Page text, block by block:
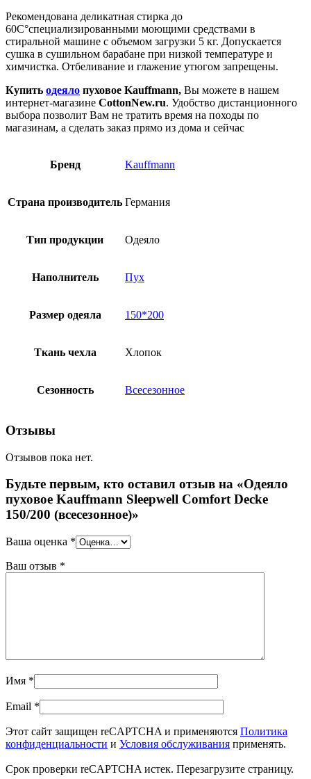
Рекомендована деликатная стирка до
60С°специализированными моющими средствами в
стиральной машине с объемом загрузки 5 кг. Допускается
сушка в сушильном барабане при низкой температуре и
химчистка. Отбеливание и глажение утюгом запрещены.
Купить одеяло пуховое Kauffmann, Вы можете в нашем
интернет-магазине CottonNew.ru. Удобство дистанционного
выбора позволит Вам не тратить время на походы по
магазинам, а сделать заказ прямо из дома и сейчас
Бренд Kauffmann
Страна производитель Германия
Тип продукции Одеяло
Наполнитель Пух
Размер одеяла 150*200
Ткань чехла Хлопок
Сезонность Всесезонное
Отзывы
Отзывов пока нет.
Будьте первым, кто оставил отзыв на «Одеяло
пуховое Kauffmann Sleepwell Comfort Decke
150/200 (всесезонное)»
Ваша оценка *
Ваш отзыв *
Имя *
Email *
Этот сайт защищен reCAPTCHA и применяются Политика
конфиденциальности и Условия обслуживания применять.
Срок проверки reCAPTCHA истек. Перезагрузите страницу.